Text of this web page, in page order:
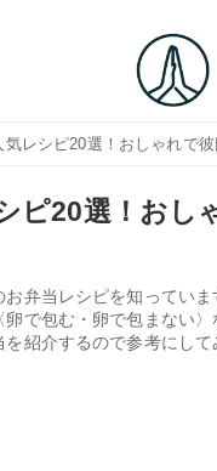
レシピ20選！おしゃれで
ピ20選！おし
弁当レシピを知ってい
で包む・卵で包まない
紹介するので参考にして